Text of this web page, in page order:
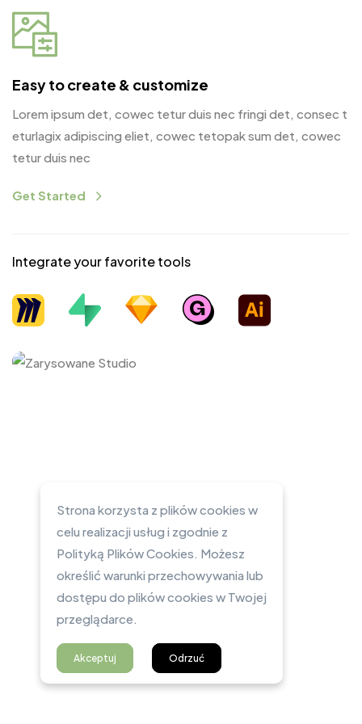
Easy to create & customize
Lorem ipsum det, cowec tetur duis nec fringi det, consec t
eturlagix adipiscing eliet, cowec tetopak sum det, cowec
tetur duis nec
Get Started
Integrate your favorite tools
Strona korzysta z plików cookies w
celu realizacji usług i zgodnie z
Polityką Plików Cookies. Możesz
określić warunki przechowywania lub
dostępu do plików cookies w Twojej
przeglądarce.
Akceptuj Odrzuć